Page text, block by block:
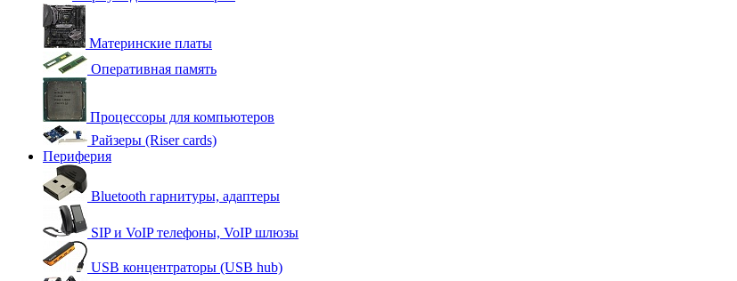
Материнские платы
Оперативная память
Процессоры для компьютеров
Райзеры (Riser cards)
Периферия
Bluetooth гарнитуры, адаптеры
SIP и VoIP телефоны, VoIP шлюзы
USB концентраторы (USB hub)